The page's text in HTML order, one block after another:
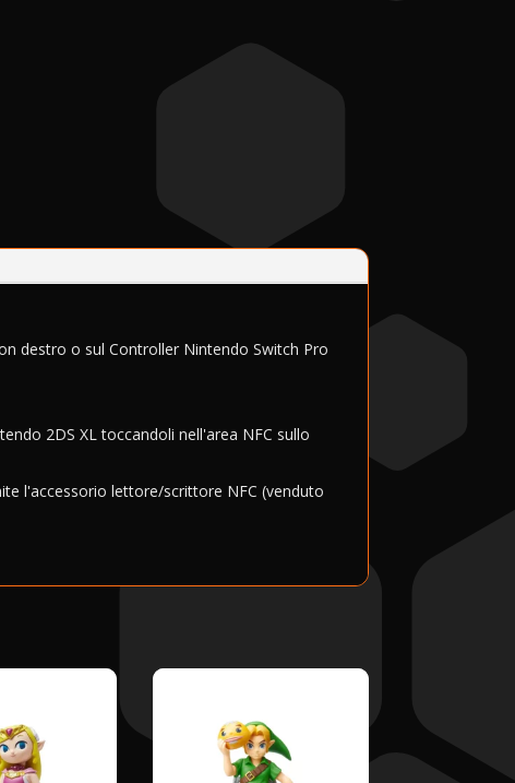
destro o sul Controller Nintendo Switch Pro
2DS XL toccandoli nell'area NFC sullo
l'accessorio lettore/scrittore NFC (venduto